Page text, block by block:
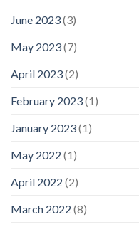
June 2023(3)
May 2023(7)
April 2023(2)
February 2023(1)
January 2023(1)
May 2022 (1)
April 2022 (2)
March 2022 (8)